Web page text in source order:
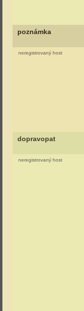
poznámka
neregistrovaný host
dopravopat
neregistrovaný host